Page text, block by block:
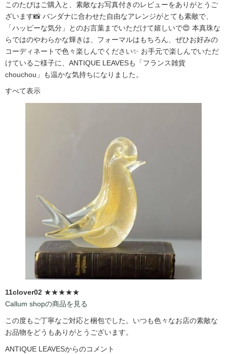
このたびはご購入と、素敵なお写真付きのレビューをありがとうご
ざいます📸 バンダナに合わせた自由なアレンジがとても素敵で、
「ハッピーな気分」とのお言葉までいただけて嬉しいで😍 本真珠な
らではのやわらかな輝きは、フォーマルはもちろん、ぜひお好みの
コーディネートで色々楽しんでください✨ お手元で楽しんでいただ
けているご様子に、ANTIQUE LEAVESも「フランス雑貨
chouchou」も温かな気持ちになりました。
すべて表示
11clover02 ★★★★★
Callum shopの商品を見る
この度もご丁寧なご対応と梱包でした。いつも色々なお店の素敵な
お品物をどうもありがとうございます。
ANTIQUE LEAVESからのコメント